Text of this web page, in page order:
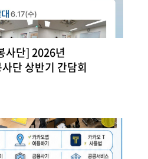
사단] 2026년
단 상반기 간담회